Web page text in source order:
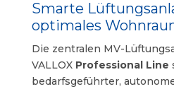
Smarte
optimales
Die zentralen MV-
VALLOX Professional Line
bedarfsgeführter,